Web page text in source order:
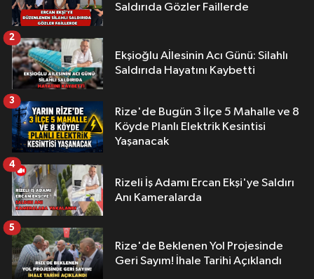
Saldırıda Gözler Faillerde
Ekşioğlu Aİlesinin Acı Günü: Silahlı
Saldırıda Hayatını Kaybetti
2
Rize'de Bugün 3 İlçe 5 Mahalle ve 8
Köyde Planlı Elektrik Kesintisi
Yaşanacak
3
Rizeli İş Adamı Ercan Ekşi'ye Saldırı
Anı Kameralarda
4
Rize'de Beklenen Yol Projesinde
Geri Sayım! İhale Tarihi Açıklandı
5